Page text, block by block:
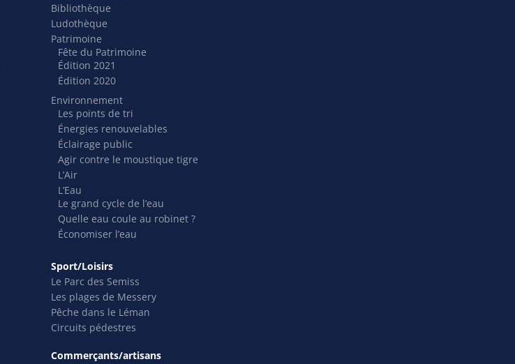
Bibliothèque
Ludothèque
Patrimoine
Fête du Patrimoine
Édition 2021
Édition 2020
Environnement
Les points de tri
Énergies renouvelables
Éclairage public
Agir contre le moustique tigre
L’Air
L’Eau
Le grand cycle de l’eau
Quelle eau coule au robinet ?
Économiser l’eau
Sport/Loisirs
Le Parc des Semiss
Les plages de Messery
Pêche dans le Léman
Circuits pédestres
Commerçants/artisans